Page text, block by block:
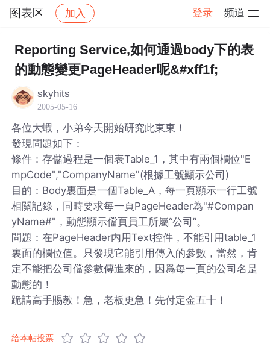
图表区 加入 登录 频道
社区 图表区 帖子详情
Reporting Service,如何通過body下的表
的動態變更PageHeader呢&#xff1f;
skyhits
2005-05-16
各位大蝦，小弟今天開始研究此東東！
發現問題如下：
條件：存儲過程是一個表Table_1，其中有兩個欄位"E
mpCode","CompanyName"(根據工號顯示公司)
目的：Body裏面是一個Table_A，每一頁顯示一行工號
相關記錄，同時要求每一頁PageHeader為"#Compan
yName#"，動態顯示儅頁員工所屬“公司”。
問題：在PageHeader内用Text控件，不能引用table_1
裏面的欄位值。只發現它能引用傳入的參數，當然，肯
定不能把公司儅參數傳進來的，因爲每一頁的公司名是
動態的！
跪請高手賜教！急，老板更急！先付定金五十！
给本帖投票